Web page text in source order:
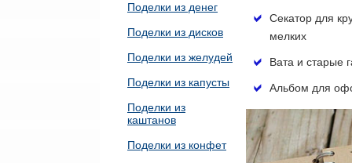
Поделки из денег
Поделки из дисков
Поделки из желудей
Поделки из капусты
Поделки из
каштанов
Поделки из конфет
Секатор для
мелких
Вата и старые
Альбом для